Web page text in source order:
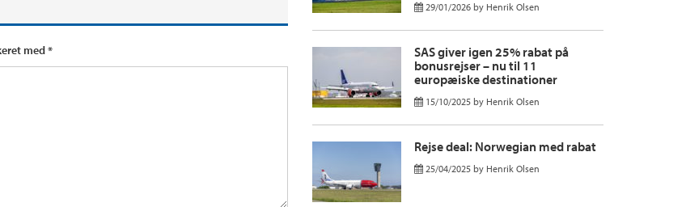
med*
29/01/2026 by Henrik Olsen
SAS giver igen 25% rabat på
bonusrejser – nu til 11
europæiske destinationer
15/10/2025 by Henrik Olsen
Rejse deal: Norwegian med rabat
25/04/2025 by Henrik Olsen